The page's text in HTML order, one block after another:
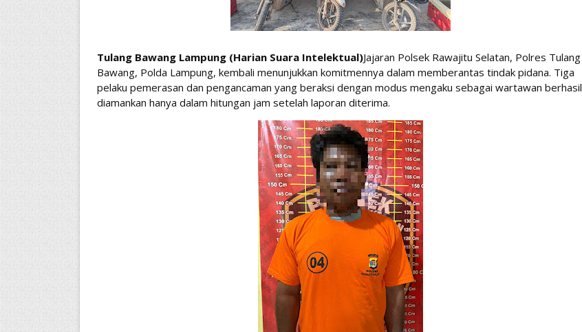
Tulang Bawang Lampung (Harian Suara Intelektual)Jajaran Polsek Rawajitu Selatan, Polres Tulang
Bawang, Polda Lampung, kembali menunjukkan komitmennya dalam memberantas tindak pidana. Tiga
pelaku pemerasan dan pengancaman yang beraksi dengan modus mengaku sebagai wartawan berhasil
diamankan hanya dalam hitungan jam setelah laporan diterima.